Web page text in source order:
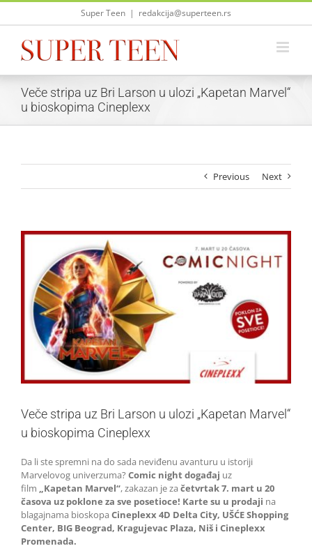
Skip
Super Teen | redakcija@superteen.rs
Veče stripa uz Bri Larson u ulozi „Kapetan Marvel“
u bioskopima Cineplexx
Previous Next
View
Veče stripa uz Bri Larson u ulozi „Kapetan Marvel“
u bioskopima Cineplexx
Da li ste spremni na do sada neviđenu avanturu u istoriji
Marvelovog univerzuma? Comic night događaj uz
film „Kapetan Marvel“, zakazan je za četvrtak 7. mart u 20
časova uz poklone za sve posetioce! Karte su u prodaji na
blagajnama bioskopa Cineplexx 4D Delta City, UŠĆE Shopping
Center, BIG Beograd, Kragujevac Plaza, Niš i Cineplexx
Promenada.